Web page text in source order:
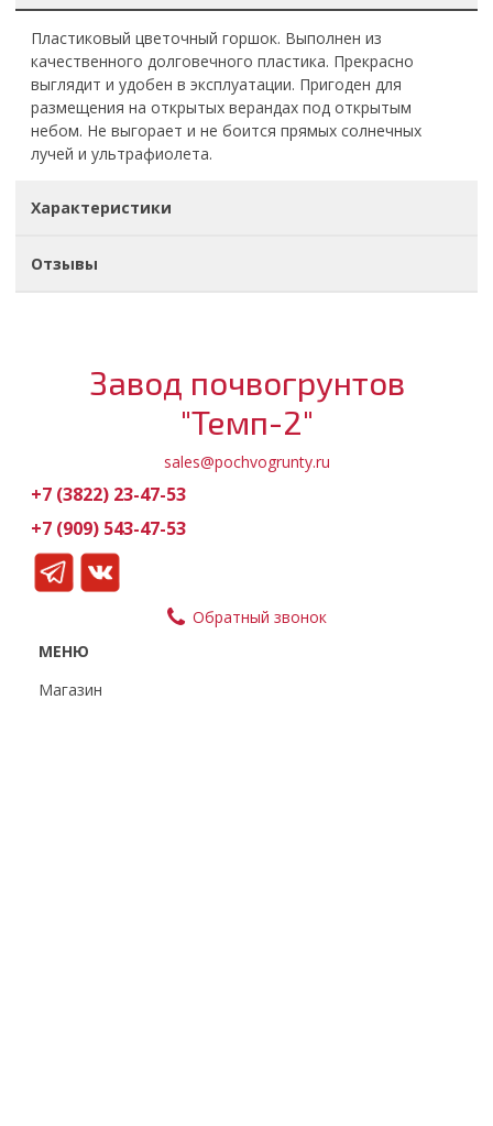
Пластиковый цветочный горшок. Выполнен из
качественного долговечного пластика. Прекрасно
выглядит и удобен в эксплуатации. Пригоден для
размещения на открытых верандах под открытым
небом. Не выгорает и не боится прямых солнечных
лучей и ультрафиолета.
Характеристики
Отзывы
Завод почвогрунтов
"Темп-2"
sales@pochvogrunty.ru
+7 (3822) 23-47-53
+7 (909) 543-47-53
Обратный звонок
МЕНЮ
Магазин